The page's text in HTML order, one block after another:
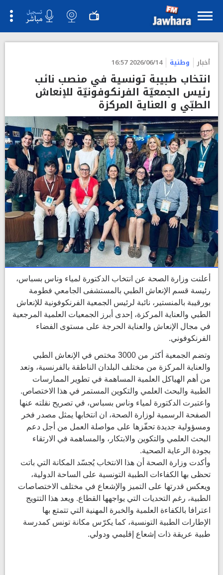
أخبار وطنية 2026/06/14 16:57
انتخاب طبيبة تونسية في منصب نائب
رئيس الجمعيّة الفرنكوفونيّة للإنعاش
الطبّي و العناية المركزة
أعلنت وزارة الصحة عن انتخاب الدكتورة لمياء وناس بسباس،
رئيسة قسم الإنعاش الطبي بالمستشفى الجامعي فطومة
بورقيبة بالمنستير، نائبة لرئيس الجمعية الفرنكوفونية للإنعاش
الطبي والعناية المركزة، إحدى أبرز الجمعيات العلمية المرجعية
في مجال الإنعاش والعناية الحرجة على مستوى الفضاء
الفرنكوفوني.
وتضم الجمعية أكثر من 3000 مختص في الإنعاش الطبي
والعناية المركزة من مختلف البلدان الناطقة بالفرنسية، وتعد
من أهم الهياكل العلمية المساهمة في تطوير الممارسات
الطبية والبحث العلمي والتكوين المستمر في هذا الاختصاص.
واعتبرت الدكتورة لمياء وناس بسباس، في تصريح نقلته عنها
الصفحة الرسمية لوزارة الصحة، ان انتخابها يمثل مصدر فخر
ومسؤولية جديدة تحفّزها على مواصلة العمل من أجل دعم
البحث العلمي والتكوين والابتكار، والمساهمة في الارتقاء
بجودة الرعاية الصحية.
وأكدت وزارة الصحة أن هذا الانتخاب يُجسّد المكانة التي باتت
تحظى بها الكفاءات الطبية التونسية على الساحة الدولية،
ويعكس قدرتها على التميز والإشعاع في مختلف الاختصاصات
الطبية، رغم التحديات التي يواجهها القطاع. ويعد هذا التتويج
اعترافا بالكفاءة العلمية والخبرة المهنية التي تتمتع بها
الإطارات الطبية التونسية، كما يكرّس مكانة تونس كمدرسة
طبية عريقة ذات إشعاع إقليمي ودولي.